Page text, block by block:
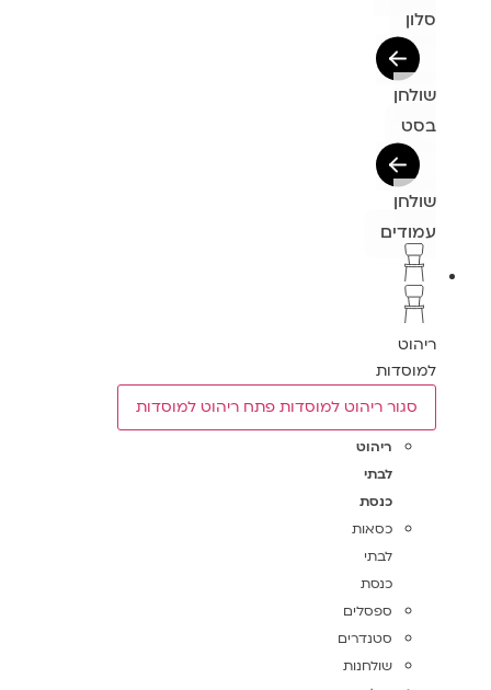
סלון
שולחן
בסט
שולחן
עמודים
ריהוט
למוסדות
סגור ריהוט למוסדות פתח ריהוט למוסדות
ריהוט
לבתי
כנסת
כסאות
לבתי
כנסת
ספסלים
סטנדרים
שולחנות